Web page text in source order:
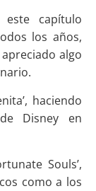
este capítulo
los años,
algo
haciendo
Disney en
Souls’,
como a los